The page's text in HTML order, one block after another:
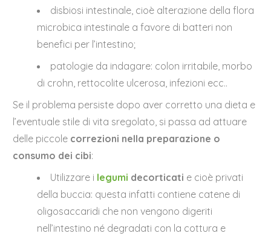
disbiosi intestinale, cioè alterazione della flora
microbica intestinale a favore di batteri non
benefici per l’intestino;
patologie da indagare: colon irritabile, morbo
di crohn, rettocolite ulcerosa, infezioni ecc..
Se il problema persiste dopo aver corretto una dieta e
l’eventuale stile di vita sregolato, si passa ad attuare
delle piccole correzioni nella preparazione o
consumo dei cibi:
Utilizzare i legumi decorticati e cioè privati
della buccia: questa infatti contiene catene di
oligosaccaridi che non vengono digeriti
nell’intestino né degradati con la cottura e